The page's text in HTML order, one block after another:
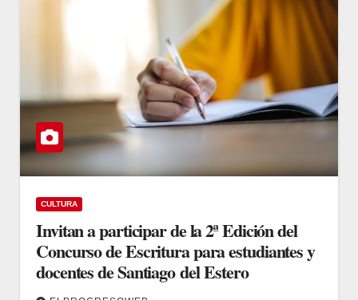
CULTURA
Invitan a participar de la 2ª Edición del
Concurso de Escritura para estudiantes y
docentes de Santiago del Estero